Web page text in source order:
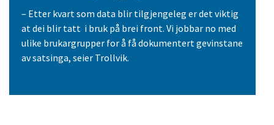
– Etter kvart som data blir tilgjengeleg er det viktig
at dei blir tatt i bruk på brei front. Vi jobbar no med
ulike brukargrupper for å få dokumentert gevinstane
av satsinga, seier Trollvik.